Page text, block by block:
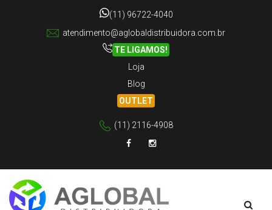
(11) 96722-4040
atendimento@aglobaldistribuidora.com.br
TE LIGAMOS!
Loja
Blog
OUTLET
(11) 2116-4908